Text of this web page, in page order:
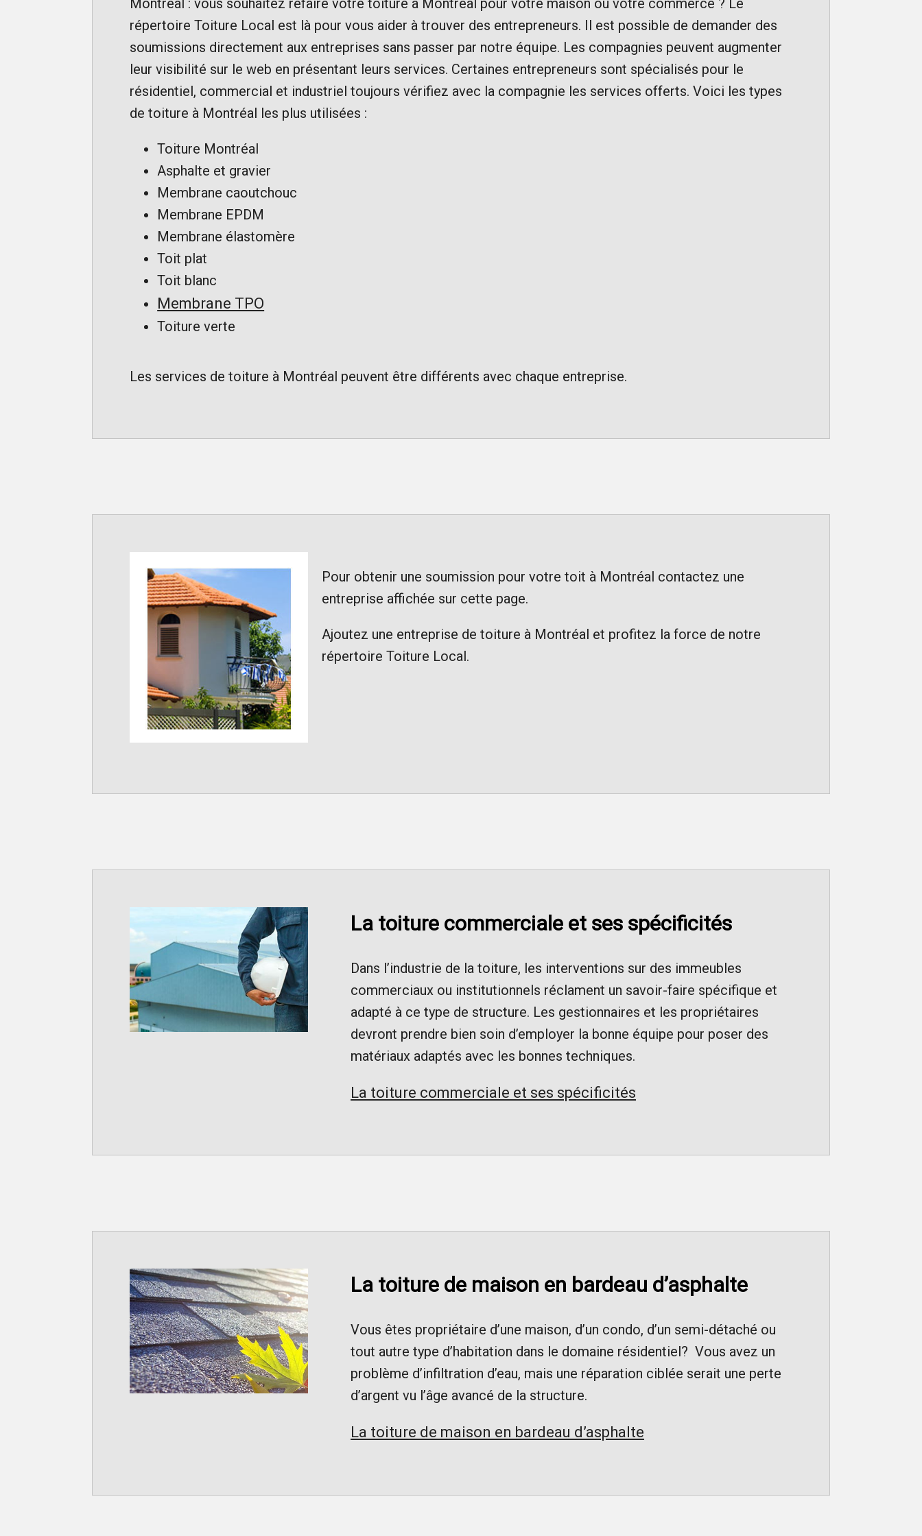
Montréal : vous souhaitez refaire votre toiture à Montréal pour votre maison ou votre commerce ? Le
répertoire Toiture Local est là pour vous aider à trouver des entrepreneurs. Il est possible de demander des
soumissions directement aux entreprises sans passer par notre équipe. Les compagnies peuvent augmenter
leur visibilité sur le web en présentant leurs services. Certaines entrepreneurs sont spécialisés pour le
résidentiel, commercial et industriel toujours vérifiez avec la compagnie les services offerts. Voici les types
de toiture à Montréal les plus utilisées :
Toiture Montréal
Asphalte et gravier
Membrane caoutchouc
Membrane EPDM
Membrane élastomère
Toit plat
Toit blanc
Membrane TPO
Toiture verte
Les services de toiture à Montréal peuvent être différents avec chaque entreprise.
Pour obtenir une soumission pour votre toit à Montréal contactez une
entreprise affichée sur cette page.
Ajoutez une entreprise de toiture à Montréal et profitez la force de notre
répertoire Toiture Local.
La toiture commerciale et ses spécificités
Dans l’industrie de la toiture, les interventions sur des immeubles
commerciaux ou institutionnels réclament un savoir-faire spécifique et
adapté à ce type de structure. Les gestionnaires et les propriétaires
devront prendre bien soin d’employer la bonne équipe pour poser des
matériaux adaptés avec les bonnes techniques.
La toiture commerciale et ses spécificités
La toiture de maison en bardeau d’asphalte
Vous êtes propriétaire d’une maison, d’un condo, d’un semi-détaché ou
tout autre type d’habitation dans le domaine résidentiel? Vous avez un
problème d’infiltration d’eau, mais une réparation ciblée serait une perte
d’argent vu l’âge avancé de la structure.
La toiture de maison en bardeau d’asphalte